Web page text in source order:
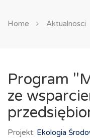
Home Aktualnosci
Program
ze
Projekt: Ekologia